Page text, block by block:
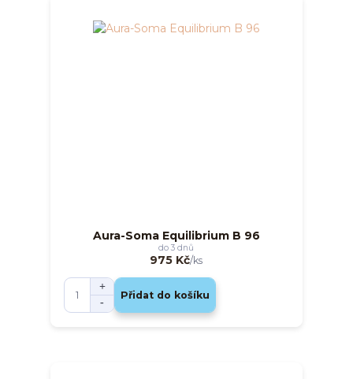
Aura-Soma Equilibrium B 96
975 Kč/ks
do 3 dnů
Přidat do košíku